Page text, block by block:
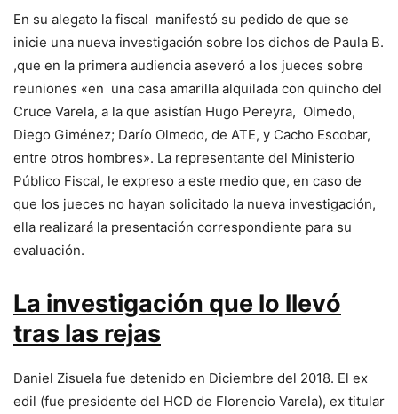
En su alegato la fiscal manifestó su pedido de que se
inicie una nueva investigación sobre los dichos de Paula B.
,que en la primera audiencia aseveró a los jueces sobre
reuniones «en una casa amarilla alquilada con quincho del
Cruce Varela, a la que asistían Hugo Pereyra, Olmedo,
Diego Giménez; Darío Olmedo, de ATE, y Cacho Escobar,
entre otros hombres». La representante del Ministerio
Público Fiscal, le expreso a este medio que, en caso de
que los jueces no hayan solicitado la nueva investigación,
ella realizará la presentación correspondiente para su
evaluación.
La investigación que lo llevó
tras las rejas
Daniel Zisuela fue detenido en Diciembre del 2018. El ex
edil (fue presidente del HCD de Florencio Varela), ex titular